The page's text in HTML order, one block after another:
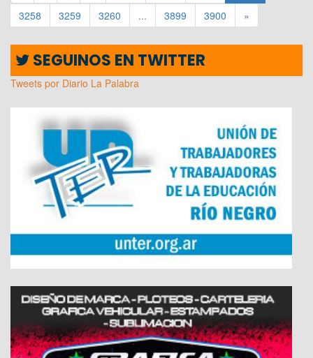
3258
3259 3260 ... 3899 3900 »
SEGUINOS EN TWITTER
Tweets por Diario La Palabra